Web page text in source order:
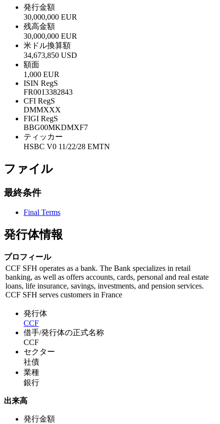
発行金額
30,000,000 EUR
残高金額
30,000,000 EUR
米ドル換算額
34,673,850 USD
額面
1,000 EUR
ISIN RegS
FR0013382843
CFI RegS
DMMXXX
FIGI RegS
BBG00MKDMXF7
ティッカー
HSBC V0 11/22/28 EMTN
ファイル
最終条件
Final Terms
発行体情報
プロフィール
CCF SFH operates as a bank. The Bank specializes in retail
banking, as well as offers accounts, cards, personal and real estate
loans, life insurance, savings, investments, and pension services.
CCF SFH serves customers in France
発行体
CCF
借手/発行体の正式名称
CCF
セクター
社債
業種
銀行
出来高
発行金額